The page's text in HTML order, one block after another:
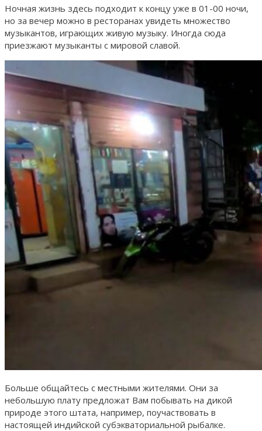
Ночная жизнь здесь подходит к концу уже в 01-00 ночи,
но за вечер можно в ресторанах увидеть множество
музыкантов, играющих живую музыку. Иногда сюда
приезжают музыканты с мировой славой.
Больше общайтесь с местными жителями. Они за
небольшую плату предложат Вам побывать на дикой
природе этого штата, например, поучаствовать в
настоящей индийской субэкваториальной рыбалке.